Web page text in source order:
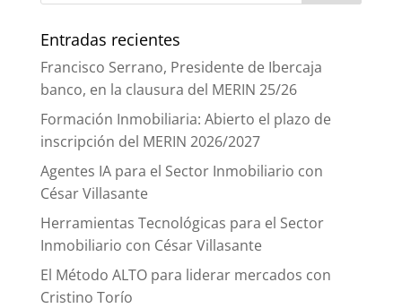
Entradas recientes
Francisco Serrano, Presidente de Ibercaja
banco, en la clausura del MERIN 25/26
Formación Inmobiliaria: Abierto el plazo de
inscripción del MERIN 2026/2027
Agentes IA para el Sector Inmobiliario con
César Villasante
Herramientas Tecnológicas para el Sector
Inmobiliario con César Villasante
El Método ALTO para liderar mercados con
Cristino Torío